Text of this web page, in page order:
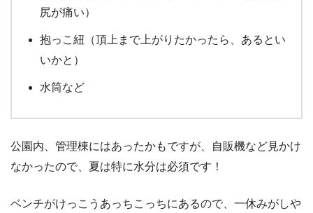
尻が痛い）
抱っこ紐（頂上まで上がりたかったら、あるとい
いかと）
水筒など
公園内、管理棟にはあったかもですが、自販機など見かけ
なかったので、夏は特に水分は必須です！
ベンチがけっこうあっちこっちにあるので、一休みがしや